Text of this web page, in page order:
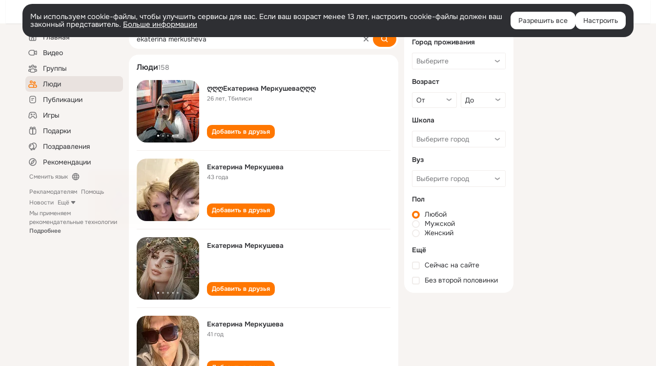
Войти
Мы используем cookie-файлы, чтобы улучшить сервисы для вас. Если ваш возраст менее 13 лет, настроить cookie-файлы должен ваш
законный представитель. Больше информации Разрешить все Настроить
Левая
колонкаГлавная
Видео
Группы
Люди
Публикации
Игры
Подарки
Поздравления
Рекомендации
Сменить язык
Рекламодателям Помощь
Новости Ещё
Мы применяем
рекомендательные технологии
Подробнее
ekaterina merkusheva
Люди158
ღღღЕкатерина Меркушеваღღღ
26 лет,Тбилиси
Добавить в друзья
Екатерина Меркушева
43 года
Добавить в друзья
Екатерина Меркушева
Добавить в друзья
Екатерина Меркушева
41 год
Город проживания
Возраст
Школа
Вуз
Пол
Любой
Мужской
Женский
Ещё
Сейчас на сайте
Без второй половинки